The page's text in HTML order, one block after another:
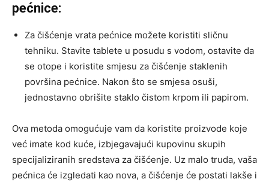
pećnice:
Za čišćenje vrata pećnice možete koristiti sličnu
tehniku. Stavite tablete u posudu s vodom, ostavite da
se otope i koristite smjesu za čišćenje staklenih
površina pećnice. Nakon što se smjesa osuši,
jednostavno obrišite staklo čistom krpom ili papirom.
Ova metoda omogućuje vam da koristite proizvode koje
već imate kod kuće, izbjegavajući kupovinu skupih
specijaliziranih sredstava za čišćenje. Uz malo truda, vaša
pećnica će izgledati kao nova, a čišćenje će postati lakše i